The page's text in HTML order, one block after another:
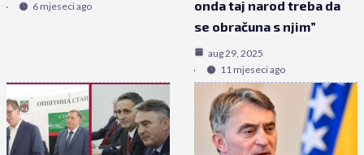
6 mjeseci ago
onda taj narod treba da
se obračuna s njim”
aug 29, 2025
11 mjeseci ago